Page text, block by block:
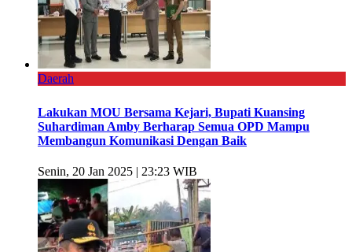
Daerah
Lakukan MOU Bersama Kejari, Bupati Kuansing
Suhardiman Amby Berharap Semua OPD Mampu
Membangun Komunikasi Dengan Baik
Senin, 20 Jan 2025 | 23:23 WIB